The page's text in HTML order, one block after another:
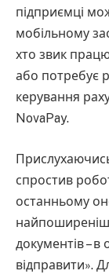
підприємці
мобільному
хто звик
або потребує
керування
NovaPay.
спростив
останньому
найпоширеніші
документів – в
відправити».